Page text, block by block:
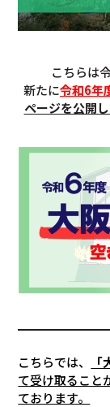
こちらは
新たに令和6年
ページを公開
こちらでは、
て受け取ること
ております。